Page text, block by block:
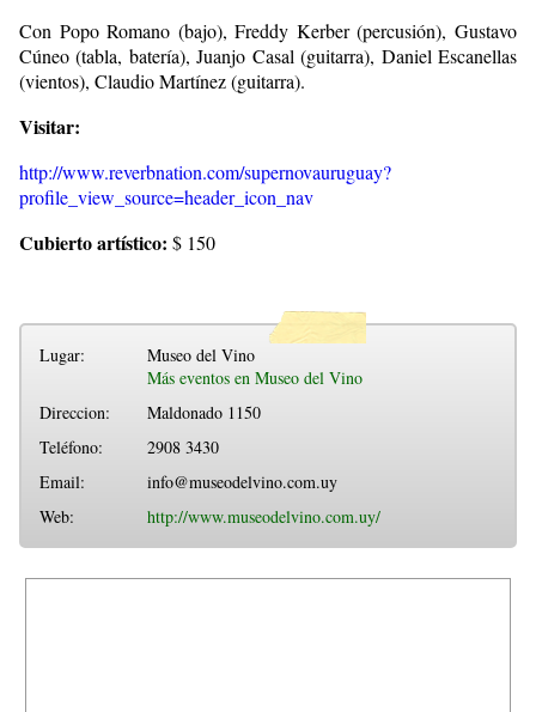
Con Popo Romano (bajo), Freddy Kerber (percusión), Gustavo
Cúneo (tabla, batería), Juanjo Casal (guitarra), Daniel Escanellas
(vientos), Claudio Martínez (guitarra).
Visitar:
http://www.reverbnation.com/supernovauruguay?
profile_view_source=header_icon_nav
Cubierto artístico: $ 150
Lugar:
Museo del Vino
Más eventos en Museo del Vino
Direccion:
Maldonado 1150
Teléfono:
2908 3430
Email:
info@museodelvino.com.uy
Web:
http://www.museodelvino.com.uy/